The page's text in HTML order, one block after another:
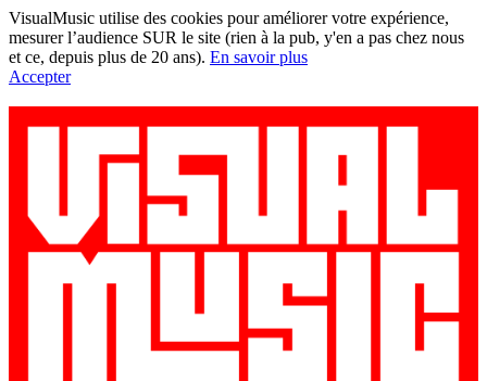
VisualMusic utilise des cookies pour améliorer votre expérience,
mesurer l’audience SUR le site (rien à la pub, y'en a pas chez nous
et ce, depuis plus de 20 ans). En savoir plus
Accepter